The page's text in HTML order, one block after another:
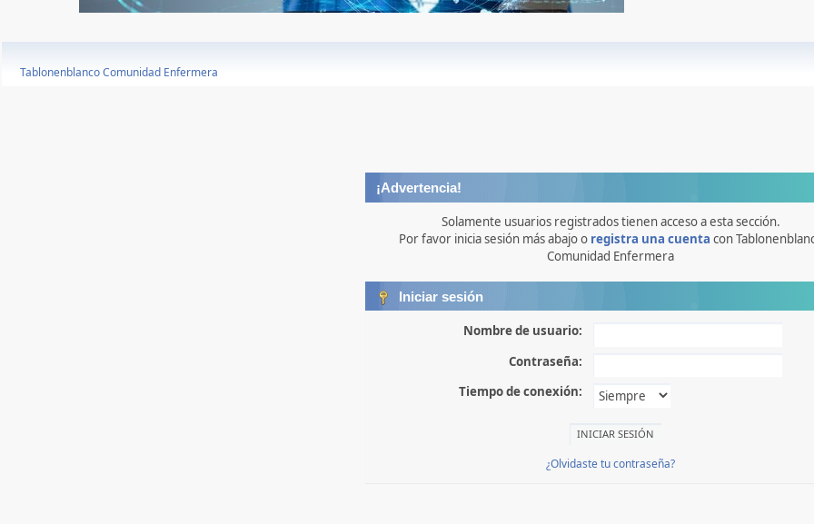
Tablonenblanco Comunidad Enfermera
¡Advertencia!
Solamente usuarios registrados tienen acceso a esta sección.
Por favor inicia sesión más abajo o registra una cuenta con
Comunidad Enfermera
Iniciar sesión
Nombre de usuario:
Contraseña:
Tiempo de conexión:
¿Olvidaste tu contraseña?